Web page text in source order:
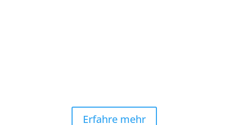
Erfahre mehr